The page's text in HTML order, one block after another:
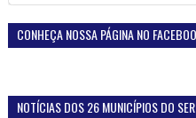
CONHEÇA NOSSA PÁGINA NO
NOTÍCIAS DOS 26 MUNICÍPIOS DO